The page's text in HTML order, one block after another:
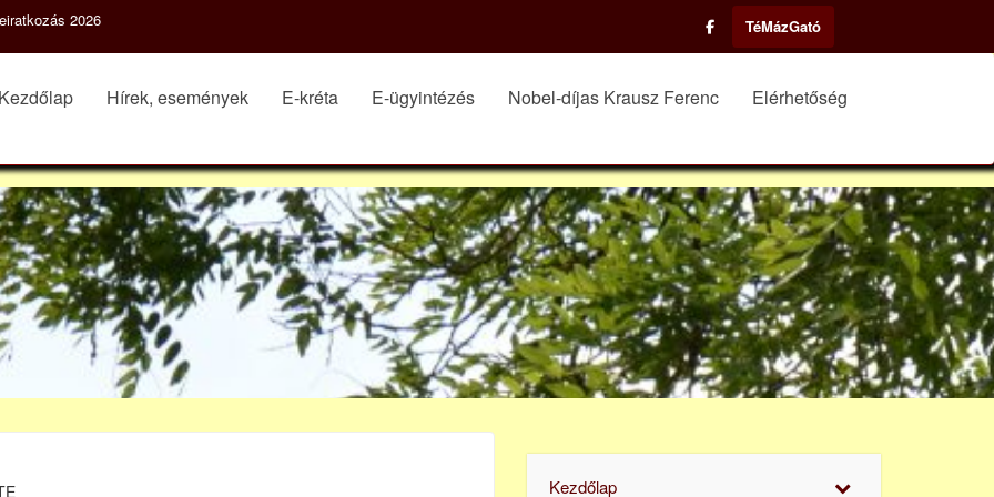
2026 TéMázGató
Kezdőlap Hírek, események E-kréta E-ügyintézés Nobel-díjas Krausz Ferenc Elérhetőség
Kezdőlap